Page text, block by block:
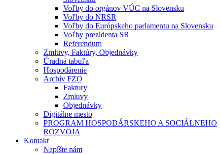
Voľby do orgánov VÚC na Slovensku
Voľby do NRSR
Voľby do Európskeho parlamentu na Slovensku
Voľby prezidenta SR
Referendum
Zmluvy, Faktúry, Objednávky
Úradná tabuľa
Hospodárenie
Archív FZO
Faktury
Zmluvy
Objednávky
Digitálne mesto
PROGRAM HOSPODÁRSKEHO A SOCIÁLNEHO
ROZVOJA
Kontakt
Napíšte nám